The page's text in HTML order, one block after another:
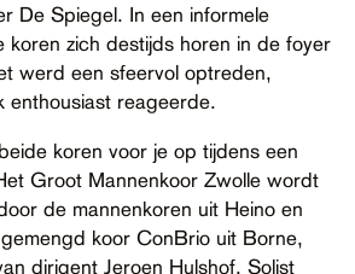
De Spiegel. In een informele
koren zich destijds horen in de foyer
werd een sfeervol optreden,
enthousiast reageerde.
koren voor je op tijdens een
Groot Mannenkoor Zwolle wordt
de mannenkoren uit Heino en
koor ConBrio uit Borne,
dirigent Jeroen Hulshof. Solist